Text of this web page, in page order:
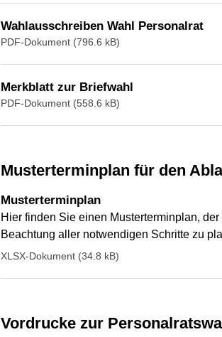
Wahlausschreiben Wahl Personalrat
PDF-Dokument (796.6 kB)
Merkblatt zur Briefwahl
PDF-Dokument (558.6 kB)
Musterterminplan für den
Musterterminplan
Hier finden Sie einen Musterterminplan,
Beachtung aller notwendigen Schritte zu
XLSX-Dokument (34.8 kB)
Vordrucke zur